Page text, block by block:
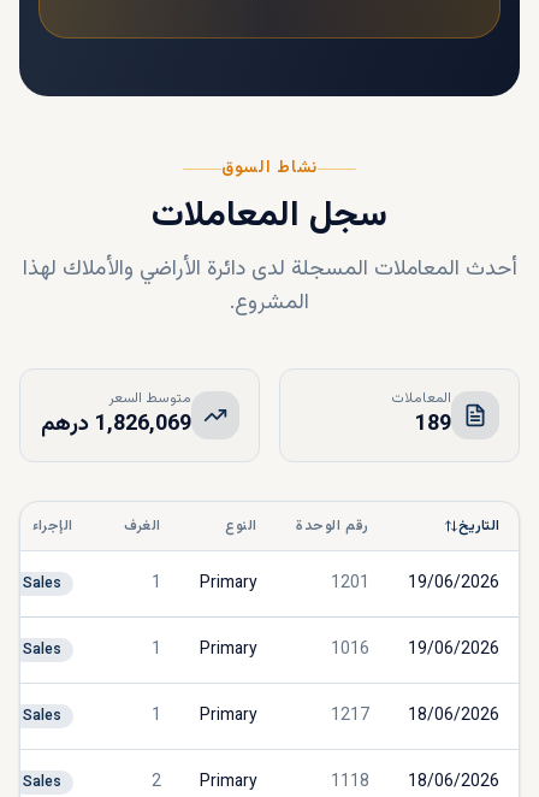
نشاط السوق
سجل المعاملات
أحدث المعاملات المسجلة لدى دائرة الأراضي والأملاك لهذا
المشروع.
المعاملات
189
متوسط السعر
1,826,069 درهم
التاريخ رقم الوحدة النوع الغرف الإجراء
19/06/2026
1201
Primary
1
Sales
19/06/2026
1016
Primary
1
Sales
18/06/2026
1217
Primary
1
Sales
18/06/2026
1118
Primary
2
Sales